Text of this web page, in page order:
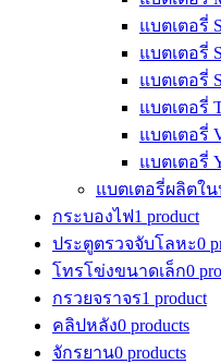
แบตเตอรี่
แบตเตอรี่
แบตเตอรี่
แบตเตอรี่
แบตเตอรี่
แบตเตอรี่
แบตเตอรี่ผลิตใน
กระบองไฟ1 product
ประตูตรวจจับโลหะ0
โทรโข่งขนาดเล็ก0
กรวยจราจร1 product
คลิปหลัง0 products
จักรยาน0 products